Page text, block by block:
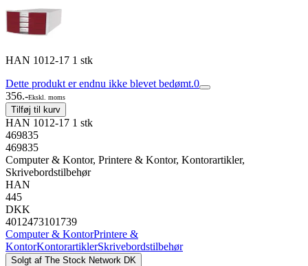
HAN 1012-17 1 stk
Dette produkt er endnu ikke blevet bedømt.0
356.-Ekskl. moms
Tilføj til kurv
HAN 1012-17 1 stk
469835
469835
Computer & Kontor, Printere & Kontor, Kontorartikler,
Skrivebordstilbehør
HAN
445
DKK
4012473101739
Computer & KontorPrintere &
KontorKontorartiklerSkrivebordstilbehør
Solgt af The Stock Network DK